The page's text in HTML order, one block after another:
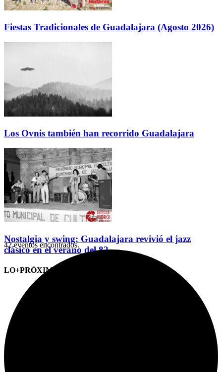
Fiestas Tradicionales de Guadalajara (Agosto 2026)
Los Ovnis también han recorrido Guadalajara
Nostalgia y swing: Guadalajara revivió el jazz
clásico en el verano del 82
LO+PRÓXIMO (CITAS)
42 eventos encontrados.